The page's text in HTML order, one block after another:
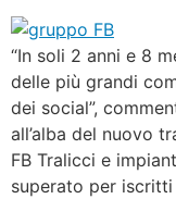
“In soli 2 anni e 8
delle più grandi
dei social”,
all’alba del nuovo
FB Tralicci e
superato per